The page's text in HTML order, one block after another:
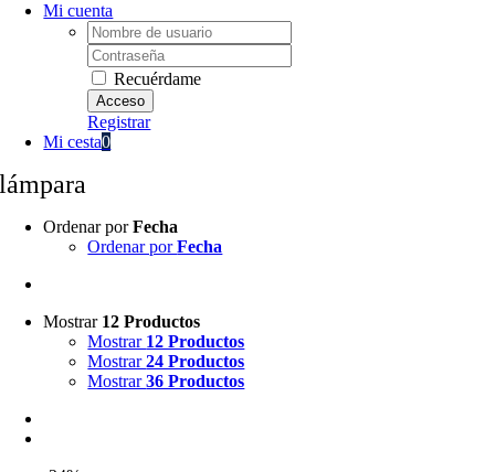
Mi cuenta
Username:
Password:
Recuérdame
Registrar
Mi cesta0
lámpara
Ordenar porFecha
Ordenar porFecha
Mostrar 12 Productos
Mostrar 12 Productos
Mostrar24 Productos
Mostrar36 Productos